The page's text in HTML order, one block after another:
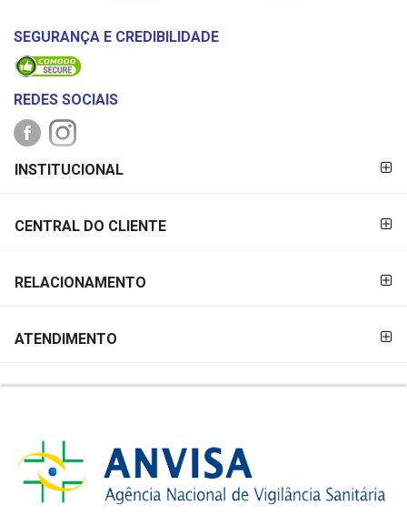
SEGURANÇA E CREDIBILIDADE
REDES SOCIAIS
PAGAMENTO
INSTITUCIONAL
CENTRAL DO CLIENTE
RELACIONAMENTO
ATENDIMENTO